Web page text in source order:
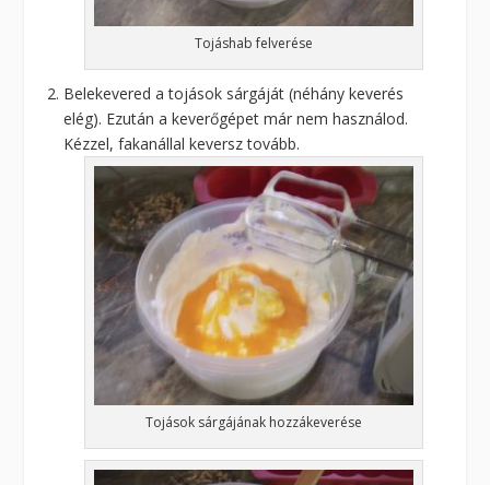
Tojáshab felverése
Belekevered a tojások sárgáját (néhány keverés
elég). Ezután a keverőgépet már nem használod.
Kézzel, fakanállal keversz tovább.
Tojások sárgájának hozzákeverése